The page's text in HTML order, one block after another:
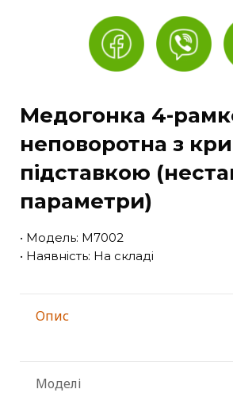
Медогонка 4-
неповоротна з
підставкою
параметри)
• Модель: М7002
• Наявність: На складі
Опис
Моделі